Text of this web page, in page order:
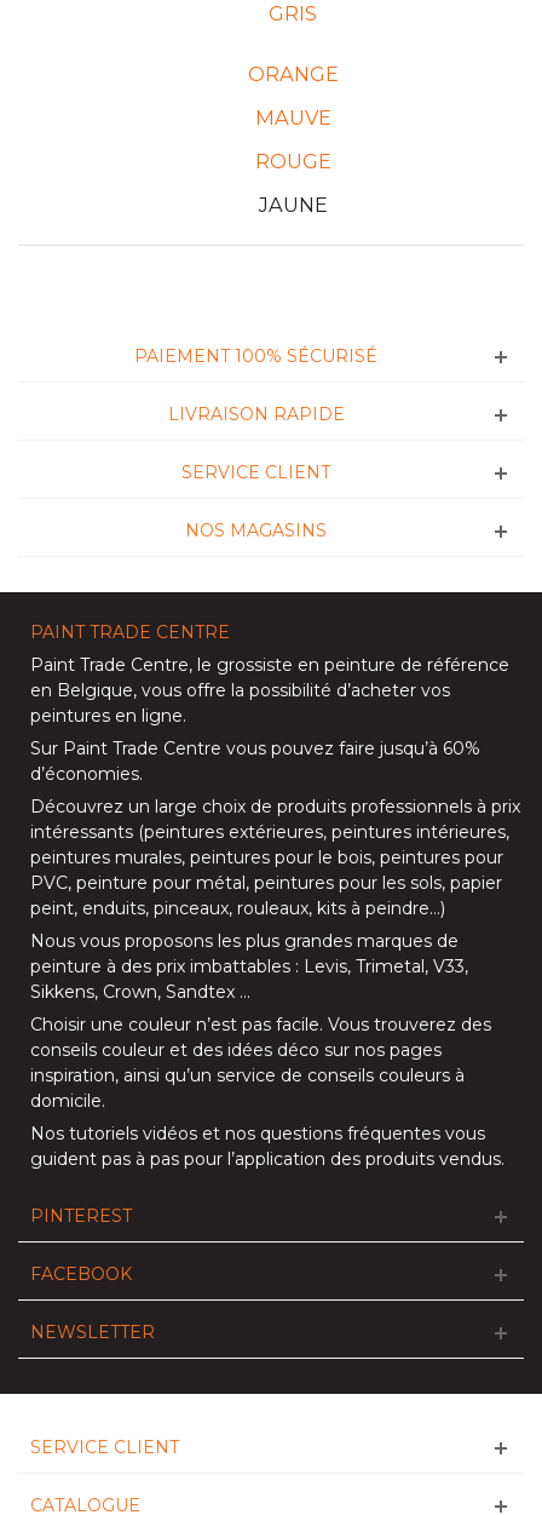
GRIS
ORANGE
MAUVE
ROUGE
JAUNE
PAIEMENT 100% SÉCURISÉ
LIVRAISON RAPIDE
SERVICE CLIENT
NOS MAGASINS
PAINT TRADE CENTRE
Paint Trade Centre, le grossiste en peinture de référence
en Belgique, vous offre la possibilité d’acheter vos
peintures en ligne.
Sur Paint Trade Centre vous pouvez faire jusqu’à 60%
d’économies.
Découvrez un large choix de produits professionnels à prix
intéressants (peintures extérieures, peintures intérieures,
peintures murales, peintures pour le bois, peintures pour
PVC, peinture pour métal, peintures pour les sols, papier
peint, enduits, pinceaux, rouleaux, kits à peindre…)
Nous vous proposons les plus grandes marques de
peinture à des prix imbattables : Levis, Trimetal, V33,
Sikkens, Crown, Sandtex …
Choisir une couleur n’est pas facile. Vous trouverez des
conseils couleur et des idées déco sur nos pages
inspiration, ainsi qu’un service de conseils couleurs à
domicile.
Nos tutoriels vidéos et nos questions fréquentes vous
guident pas à pas pour l’application des produits vendus.
PINTEREST
FACEBOOK
NEWSLETTER
SERVICE CLIENT
CATALOGUE